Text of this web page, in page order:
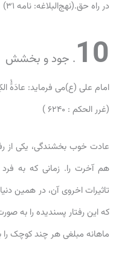
10
امام على (ع)می فرماید: عادَهًُْ
(غرر الحكم : ۶۲۴۰ )
هم آخرت را. زمانی که به
تاثیرات اخروی آن، در همین
که این رفتار پسندیده را به
ماهانه مبلغی هر چند کوچک را